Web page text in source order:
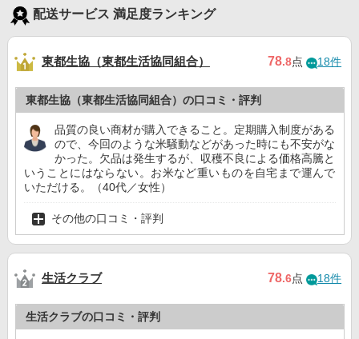
配送サービス 満足度ランキング
東都生協（東都生活協同組合） 78.8点 18件
東都生協（東都生活協同組合）の口コミ・評判
品質の良い商材が購入できること。定期購入制度がある
ので、今回のような米騒動などがあった時にも不安がな
かった。欠品は発生するが、収穫不良による価格高騰と
いうことにはならない。お米など重いものを自宅まで運んで
いただける。（40代／女性）
その他の口コミ・評判
生活クラブ 78.6点 18件
生活クラブの口コミ・評判